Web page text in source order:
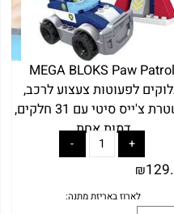
MEGA BLOKS Paw
לפעוטות צעצוע לרכב,